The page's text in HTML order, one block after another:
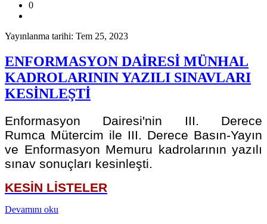
0
Yayınlanma tarihi: Tem 25, 2023
ENFORMASYON DAİRESİ MÜNHAL
KADROLARININ YAZILI SINAVLARI
KESİNLEŞTİ
Enformasyon Dairesi'nin III. Derece
Rumca Mütercim ile III. Derece Basın-Yayın
ve Enformasyon Memuru kadrolarının yazılı
sınav sonuçları kesinleşti.
KESİN LİSTELER
Devamını oku